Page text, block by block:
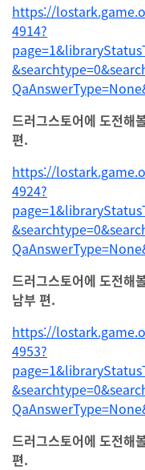
https://
4914?
드러그스토어에 도전해
편.
https://
4924?
드러그스토어에 도전해
남부 편.
https://
4953?
드러그스토어에 도전해
편.